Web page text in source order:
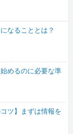
なることとは？
めるのに必要な準
ツ】まずは情報を